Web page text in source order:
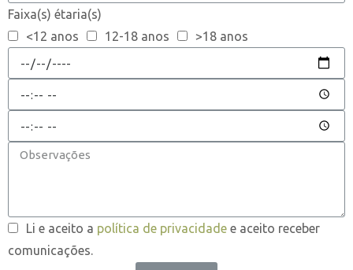
Faixa(s) étaria(s)
<12 anos
12-18 anos >18 anos
Li e aceito a política de privacidade e aceito receber
comunicações.